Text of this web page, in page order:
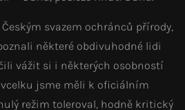
svazem ochránců přírody,
některé obdivuhodné lidi
vážit si i některých osobností
jsme měli k oficiálním
režim toleroval, hodně kritický